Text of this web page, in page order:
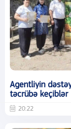
Agentliyin
təcrübə keçiblər
20:22